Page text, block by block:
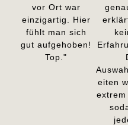
vor Ort war
einzigartig. Hier
fühlt man sich
gut aufgehoben!
Top."
eiten
extrem